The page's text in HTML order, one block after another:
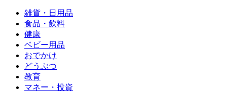
雑貨・日用品
食品・飲料
健康
ベビー用品
おでかけ
どうぶつ
教育
マネー・投資